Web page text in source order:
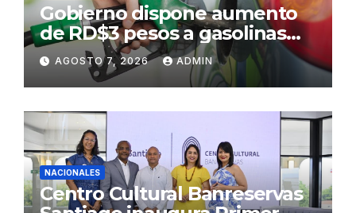
Gobierno dispone aumento
de RD$3 pesos a gasolinas
premium y regular
AGOSTO 7, 2026 ADMIN
NACIONALES
Centro Cultural Banreservas